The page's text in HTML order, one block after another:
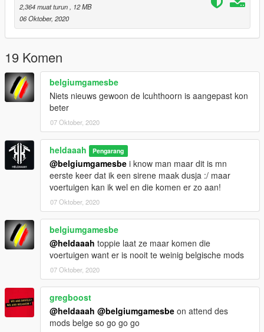
2,364 muat turun
, 12 MB
06 Oktober, 2020
19 Komen
belgiumgamesbe
Niets nieuws gewoon de lcuhthoorn is aangepast kon
beter
07 Oktober, 2020
heldaaah Pengarang
@belgiumgamesbe i know man maar dit is mn
eerste keer dat ik een sirene maak dusja :/ maar
voertuigen kan ik wel en die komen er zo aan!
07 Oktober, 2020
belgiumgamesbe
@heldaaah toppie laat ze maar komen die
voertuigen want er is nooit te weinig belgische mods
07 Oktober, 2020
gregboost
@heldaaah @belgiumgamesbe on attend des
mods belge so go go go